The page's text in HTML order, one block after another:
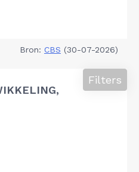
Bron: CBS (30-07-2026)
Filters